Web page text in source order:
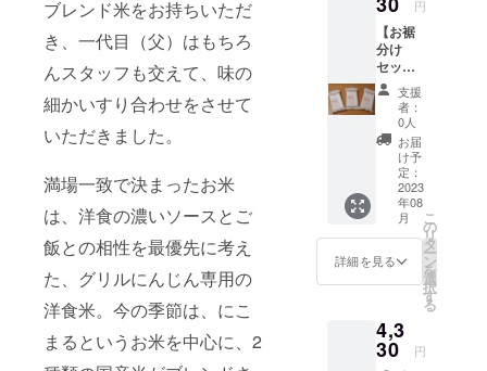
ブレンド米をお持ちいただ
き、一代目（父）はもちろ
んスタッフも交えて、味の
細かいすり合わせをさせて
いただきました。
満場一致で決まったお米
は、洋食の濃いソースとご
飯との相性を最優先に考え
た、グリルにんじん専用の
洋食米。今の季節は、にこ
まるというお米を中心に、2
商品の
ため）
いませ
ん。 お
いしく
お召し
上がり
いただ
ける期
間とし
て、 精
米年月
日より
75日以
内をお
してお
りま
パック
商品の
ボック
スに入
れてお
送りし
ます。
お米の
保存方
法 冷
暗所 お
米はお
野菜と
同じ生
鮮食品
のた
め、 明
いませ
ん。 お
いしく
米2合
300g
お茶碗
約4杯
分 …1
袋(国内
販売向
けNEW
デザイ
ン) 配送
料込み
お米の
おいし
い炊き
方が書
付き。
ギフト
ボック
円
【お裾
分け
セッ
ト 洋
食に合
うお
米】 洋
食に合
うお
米 お
米2合
300g
お茶碗
約4杯
分 …6
袋(訪日
観光客
向け
NEWデ
支援
者：
0人
お届
け予
定：
2023
年08
月
詳細を見る
こ
の
リ
タ
ー
ン
を
選
択
す
る
4,3
30 円